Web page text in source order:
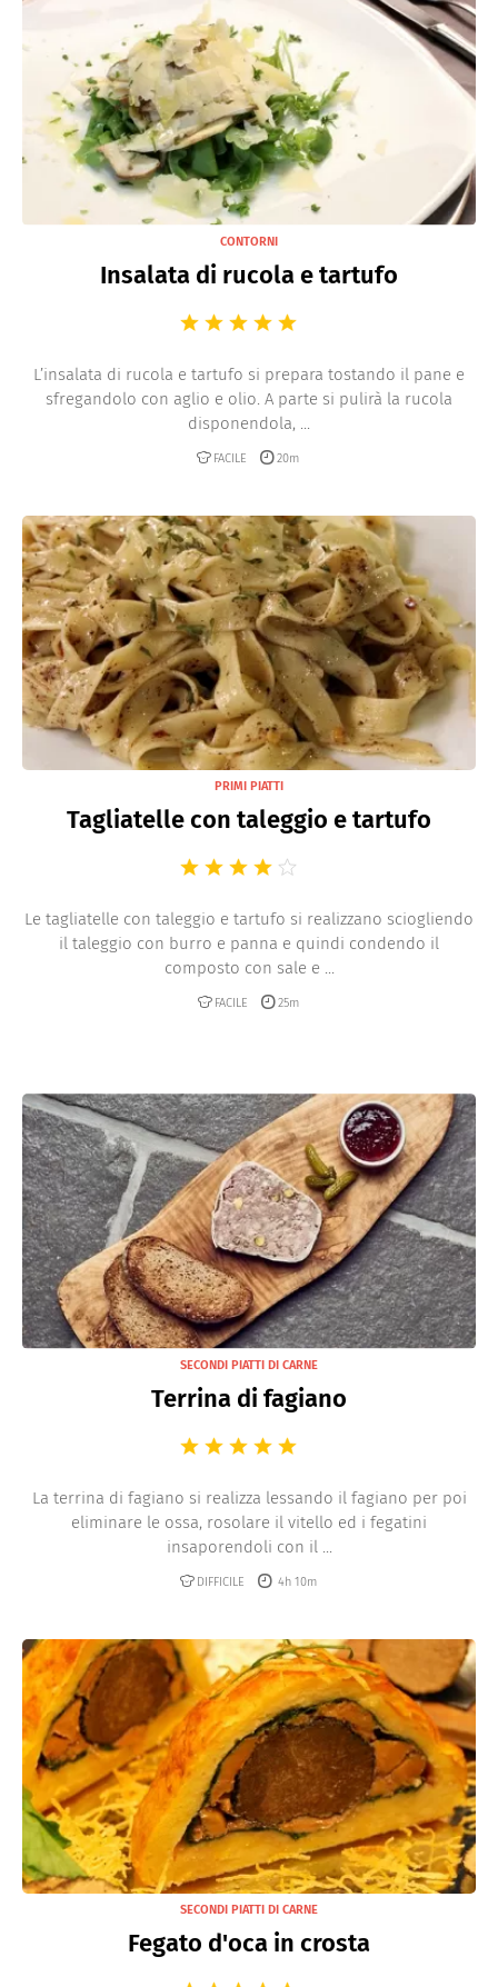
CONTORNI
Insalata di rucola e tartufo
L’insalata di rucola e tartufo si prepara tostando il pane e
sfregandolo con aglio e olio. A parte si pulirà la rucola
disponendola, ...
FACILE 20m
PRIMI PIATTI
Tagliatelle con taleggio e tartufo
Le tagliatelle con taleggio e tartufo si realizzano sciogliendo
il taleggio con burro e panna e quindi condendo il
composto con sale e ...
FACILE 25m
SECONDI PIATTI DI CARNE
Terrina di fagiano
La terrina di fagiano si realizza lessando il fagiano per poi
eliminare le ossa, rosolare il vitello ed i fegatini
insaporendoli con il ...
DIFFICILE 4h 10m
SECONDI PIATTI DI CARNE
Fegato d'oca in crosta